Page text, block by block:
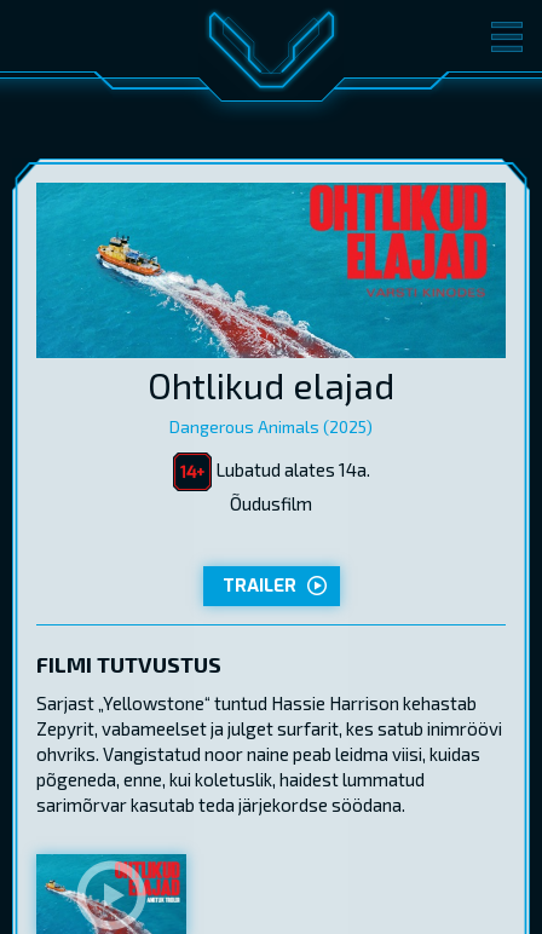
FILMID PILETID
KONVERENTS V-KLUBI
KINKEKAARDID
Ohtlikud elajad
Dangerous Animals (2025)
Lubatud alates 14a.
Õudusfilm
TRAILER
FILMI TUTVUSTUS
Sarjast „Yellowstone“ tuntud Hassie Harrison kehastab
Zepyrit, vabameelset ja julget surfarit, kes satub inimröövi
ohvriks. Vangistatud noor naine peab leidma viisi, kuidas
põgeneda, enne, kui koletuslik, haidest lummatud
sarimõrvar kasutab teda järjekordse söödana.